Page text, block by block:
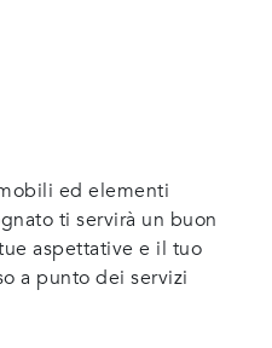
ed elementi
ti servirà un buon
aspettative e il tuo
a punto dei servizi